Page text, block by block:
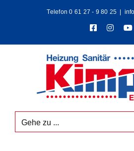
Telefon 0 61 27 - 9 80 25
Facebook
Gehe zu ...